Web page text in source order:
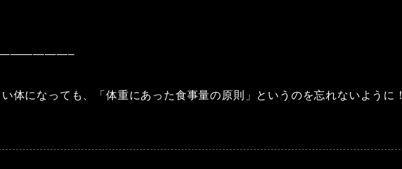
———————–
体になっても、「体重にあった食事量の原則」というのを忘れないように！